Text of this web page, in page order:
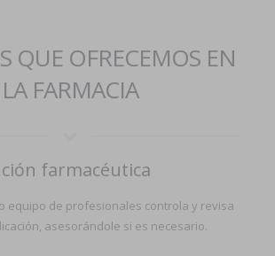
QUE OFRECEMOS EN
LA FARMACIA
farmacéutica
equipo de profesionales controla y revisa
asesorándole si es necesario.